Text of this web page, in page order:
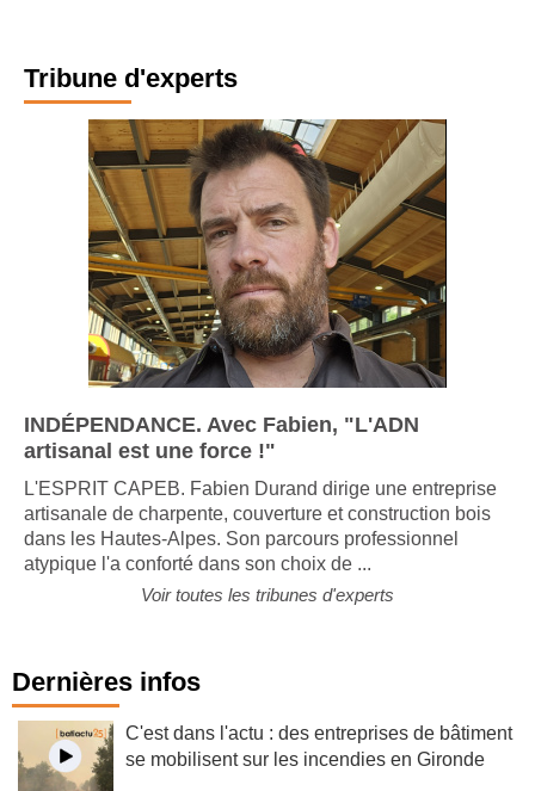
Tribune d'experts
INDÉPENDANCE. Avec Fabien, "L'ADN
L'ESPRIT CAPEB. Fabien Durand dirige une entreprise
artisanale de charpente, couverture et construction bois
dans les Hautes-Alpes. Son parcours professionnel
Dernières infos
C'est dans l'actu : des entreprises de bâtiment